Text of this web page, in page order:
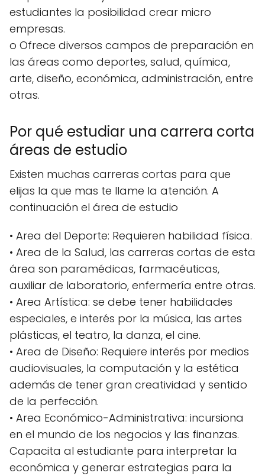
estudiantes la posibilidad crear micro
empresas.
o Ofrece diversos campos de preparación en
las áreas como deportes, salud, química,
arte, diseño, económica, administración, entre
otras.
Por qué estudiar una carrera corta
áreas de estudio
Existen muchas carreras cortas para que
elijas la que mas te llame la atención. A
continuación el área de estudio
• Area del Deporte: Requieren habilidad física.
• Area de la Salud, las carreras cortas de esta
área son paramédicas, farmacéuticas,
auxiliar de laboratorio, enfermería entre otras.
• Area Artística: se debe tener habilidades
especiales, e interés por la música, las artes
plásticas, el teatro, la danza, el cine.
• Area de Diseño: Requiere interés por medios
audiovisuales, la computación y la estética
además de tener gran creatividad y sentido
de la perfección.
• Area Económico-Administrativa: incursiona
en el mundo de los negocios y las finanzas.
Capacita al estudiante para interpretar la
económica y generar estrategias para la